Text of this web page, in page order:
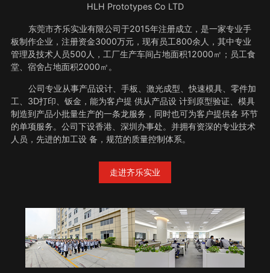
HLH Prototypes Co LTD
东莞市齐乐实业有限公司于2015年注册成立，是一家专业手
板制作企业，注册资金3000万元，现有员工800余人，其中专业
管理及技术人员500人，工厂生产车间占地面积12000㎡；员工食
堂、宿舍占地面积2000㎡。
公司专业从事产品设计、手板、激光成型、快速模具、零件加
工、3D打印、钣金，能为客户提 供从产品设 计到原型验证、模具
制造到产品小批量生产的一条龙服务，同时也可为客户提供各 环节
的单项服务。公司下设香港、深圳办事处。并拥有资深的专业技术
人员，先进的加工设 备，规范的质量控制体系。
走进齐乐实业